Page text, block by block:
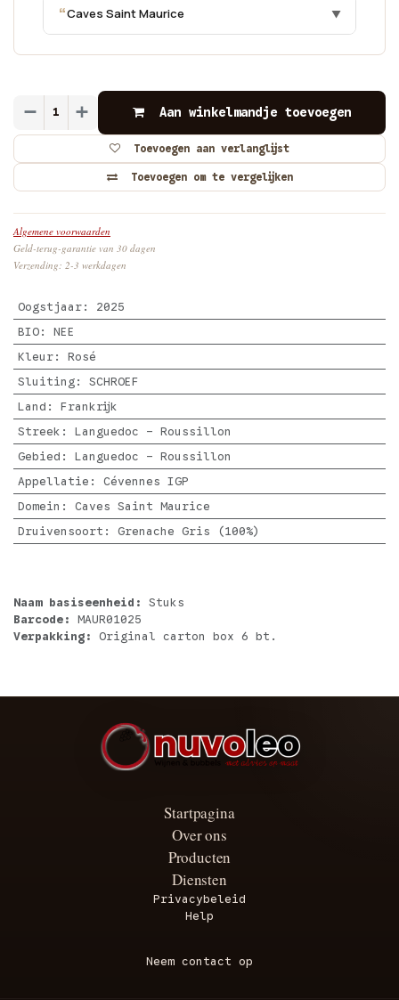
“Caves Saint Maurice ▼
Aan winkelmandje toevoegen
Toevoegen om te vergelijken
Toevoegen aan verlanglijst
Algemene voorwaarden
Geld-terug-garantie van 30 dagen
Verzending: 2-3 werkdagen
Oogstjaar: 2025
BIO: NEE
Kleur: Rosé
Sluiting: SCHROEF
Land : Frankrijk
Streek : Languedoc - Roussillon
Gebied : Languedoc - Roussillon
Appellatie : Cévennes IGP
Domein : Caves Saint Maurice
Druivensoort : Grenache Gris (100%)
Naam basiseenheid: Stuks
Barcode: MAUR01025
Verpakking: Original carton box 6 bt.
Startpagina
Over ons
Producten
Diensten
Privacybeleid
Help
Neem contact op